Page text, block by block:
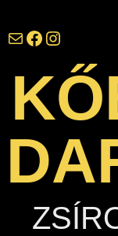
darazsak@darazsak.hu @kobanyaidarazsak @darazsak